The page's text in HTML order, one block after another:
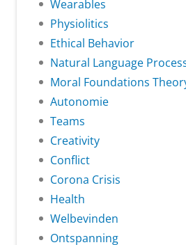
Wearables
Physiolitics
Ethical Behavior
Natural Language
Moral Foundations
Autonomie
Teams
Creativity
Conflict
Corona Crisis
Health
Welbevinden
Ontspanning